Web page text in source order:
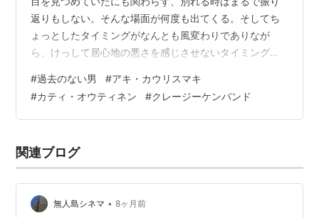
返りもしない。そんな場面が何度も出てくる。そしてち
ょっとしたタイミングがなんとも風変わりでありなが
ら、けっして居心地の悪さを感じさせないタイミングと
も若くない。でも老成しているわけでもなく、普通に
淡々と暮らしている。日頃自分が若さと強さが善と決め
付けいたことに、はっと気が付く。そして自分の心の狭
が新鮮だった。それは男のシャツの赤、グリーン、ブル
ーだったり、デートのためにかりる車の色であった…
#過去のない男 #アキ・カウリスマキ
#カティ・オウティネン #クレージーケンバンド
関連ブログ
無人島シネマ • 8ヶ月前